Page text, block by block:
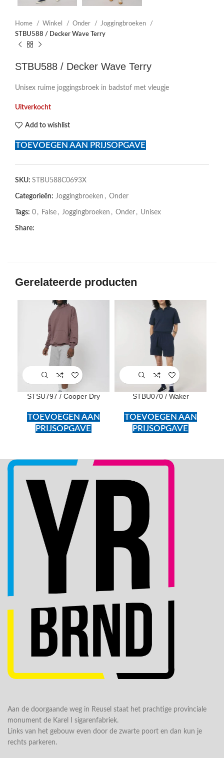
Home Winkel Onder
Joggingbroeken
STBU588 / Decker Wave Terry
STBU588 / Decker Wave Terry
Unisex ruime joggingsbroek in badstof met vleugje
Uitverkocht
Add to wishlist
TOEVOEGEN AAN PRIJSOPGAVE
SKU: STBU588C0693X
Categorieën: Joggingbroeken , Onder
Tags: 0 , False , Joggingbroeken , Onder , Unisex
Share:
Gerelateerde producten
STSU797 / Cooper Dry
TOEVOEGEN AAN
PRIJSOPGAVE
STBU070 / Waker
TOEVOEGEN AAN
PRIJSOPGAVE
Aan de doorgaande weg in Reusel staat het prachtige provinciale
monument de Karel I sigarenfabriek.
Links van het gebouw even door de zwarte poort en dan kun je
rechts parkeren.